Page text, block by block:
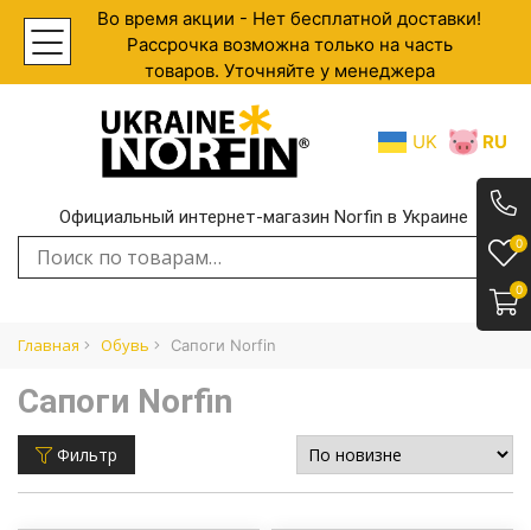
Во время акции - Нет бесплатной доставки!
Рассрочка возможна только на часть
товаров. Уточняйте у менеджера
UK RU
Официальный интернет-магазин Norfin в Украине
Искать:
Главная Обувь Сапоги Norfin
0
0
Сапоги Norfin
Фильтр